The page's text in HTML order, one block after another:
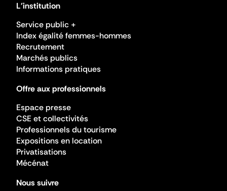
L'institution
Service public +
Index égalité femmes-hommes
Recrutement
Marchés publics
Informations pratiques
Offre aux professionnels
Espace presse
CSE et collectivités
Professionnels du tourisme
Expositions en location
Privatisations
Mécénat
Nous suivre